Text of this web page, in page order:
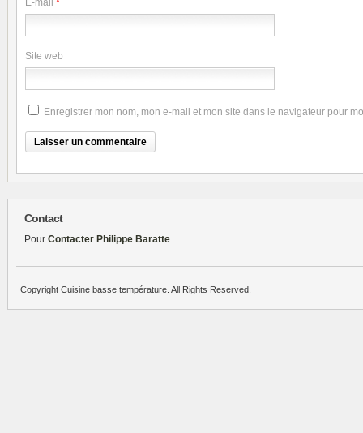
E-mail *
Site web
Enregistrer mon nom, mon e-mail et mon site dans le navigateur pour
Contact
Pour Contacter Philippe Baratte
Copyright Cuisine basse température. All Rights Reserved.